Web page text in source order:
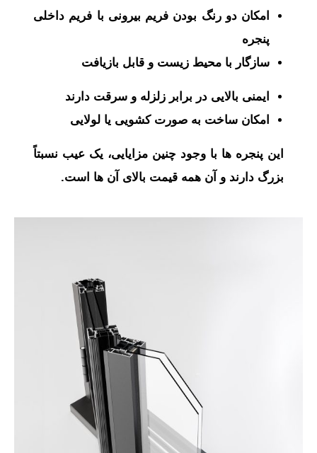
امکان دو رنگ بودن فریم بیرونی با فریم داخلی
پنجره
سازگار با محیط زیست و قابل بازیافت
ایمنی بالایی در برابر زلزله و سرقت دارند
امکان ساخت به ‌صورت کشویی یا لولایی
این پنجره‌ ها با وجود چنین مزایایی، یک عیب نسبتاً
بزرگ دارند و آن همه قیمت بالای آن ‌ها است.